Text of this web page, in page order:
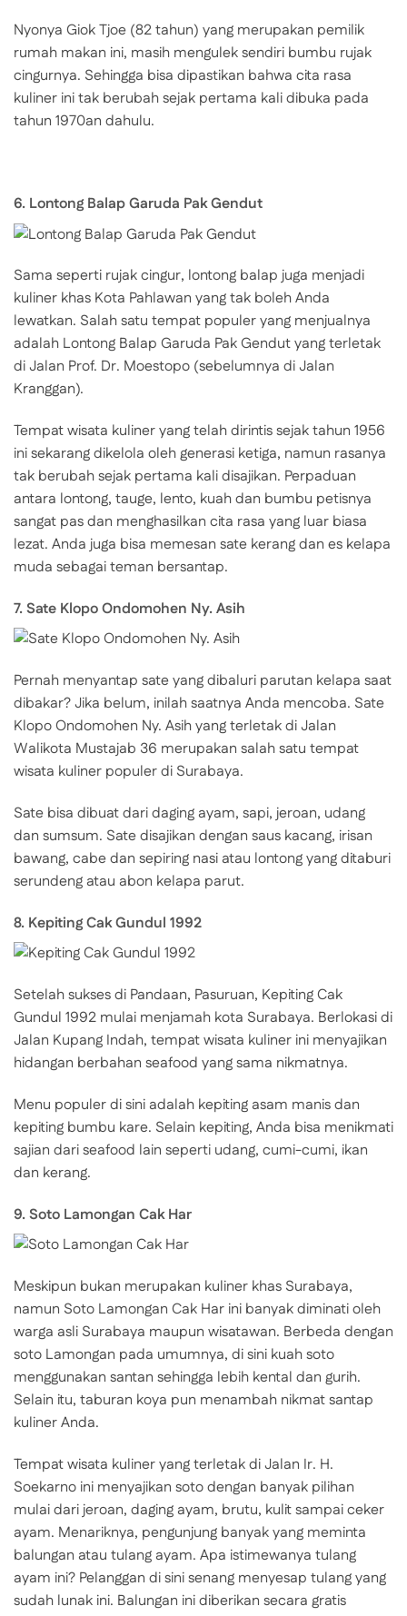
Nyonya Giok Tjoe (82 tahun) yang merupakan pemilik
rumah makan ini, masih mengulek sendiri bumbu rujak
cingurnya. Sehingga bisa dipastikan bahwa cita rasa
kuliner ini tak berubah sejak pertama kali dibuka pada
tahun 1970an dahulu.
6. Lontong Balap Garuda Pak Gendut
Sama seperti rujak cingur, lontong balap juga menjadi
kuliner khas Kota Pahlawan yang tak boleh Anda
lewatkan. Salah satu tempat populer yang menjualnya
adalah Lontong Balap Garuda Pak Gendut yang terletak
di Jalan Prof. Dr. Moestopo (sebelumnya di Jalan
Kranggan).
Tempat wisata kuliner yang telah dirintis sejak tahun 1956
ini sekarang dikelola oleh generasi ketiga, namun rasanya
tak berubah sejak pertama kali disajikan. Perpaduan
antara lontong, tauge, lento, kuah dan bumbu petisnya
sangat pas dan menghasilkan cita rasa yang luar biasa
lezat. Anda juga bisa memesan sate kerang dan es kelapa
muda sebagai teman bersantap.
7. Sate Klopo Ondomohen Ny. Asih
Pernah menyantap sate yang dibaluri parutan kelapa saat
dibakar? Jika belum, inilah saatnya Anda mencoba. Sate
Klopo Ondomohen Ny. Asih yang terletak di Jalan
Walikota Mustajab 36 merupakan salah satu tempat
wisata kuliner populer di Surabaya.
Sate bisa dibuat dari daging ayam, sapi, jeroan, udang
dan sumsum. Sate disajikan dengan saus kacang, irisan
bawang, cabe dan sepiring nasi atau lontong yang ditaburi
serundeng atau abon kelapa parut.
8. Kepiting Cak Gundul 1992
Setelah sukses di Pandaan, Pasuruan, Kepiting Cak
Gundul 1992 mulai menjamah kota Surabaya. Berlokasi di
Jalan Kupang Indah, tempat wisata kuliner ini menyajikan
hidangan berbahan seafood yang sama nikmatnya.
Menu populer di sini adalah kepiting asam manis dan
kepiting bumbu kare. Selain kepiting, Anda bisa menikmati
sajian dari seafood lain seperti udang, cumi-cumi, ikan
dan kerang.
9. Soto Lamongan Cak Har
Meskipun bukan merupakan kuliner khas Surabaya,
namun Soto Lamongan Cak Har ini banyak diminati oleh
warga asli Surabaya maupun wisatawan. Berbeda dengan
soto Lamongan pada umumnya, di sini kuah soto
menggunakan santan sehingga lebih kental dan gurih.
Selain itu, taburan koya pun menambah nikmat santap
kuliner Anda.
Tempat wisata kuliner yang terletak di Jalan Ir. H.
Soekarno ini menyajikan soto dengan banyak pilihan
mulai dari jeroan, daging ayam, brutu, kulit sampai ceker
ayam. Menariknya, pengunjung banyak yang meminta
balungan atau tulang ayam. Apa istimewanya tulang
ayam ini? Pelanggan di sini senang menyesap tulang yang
sudah lunak ini. Balungan ini diberikan secara gratis